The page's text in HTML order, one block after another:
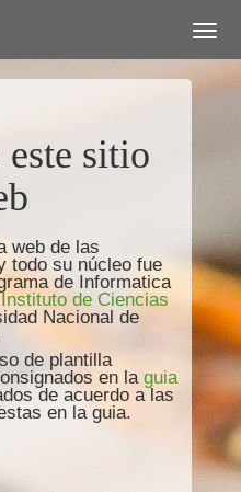
sitio
web de las
todo su núcleo fue
de Informatica
Instituto de Ciencias
Nacional de
de plantilla
en la guia
de acuerdo a las
en la guia.